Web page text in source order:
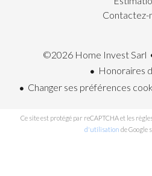
Contactez-
©2026 Home Invest Sarl
Honoraires
Changer ses préférences
Ce site est protégé par reCAPTCHA et les
d'utilisation de Google